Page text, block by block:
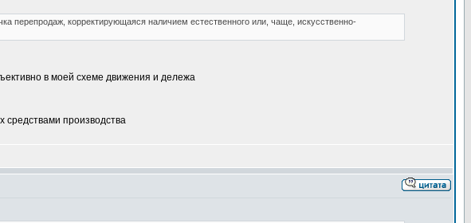
перепродаж, корректирующаяся наличием естественного или, чаще, искусственно-
в моей схеме движения и дележа
производства